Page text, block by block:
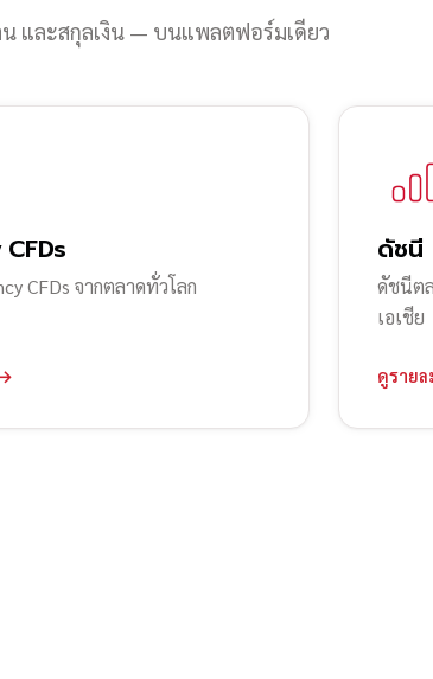
และสกุลเงิน — บนแพลตฟอร์มเดียว
CFDs จากตลาดทั่วโลก
ดัชนี
ดัชนีต
เอเชีย
ดูราย